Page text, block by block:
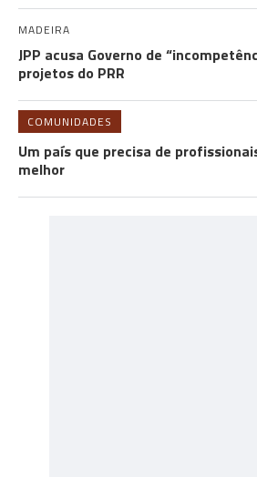
MADEIRA
JPP acusa Governo de
projetos do PRR
COMUNIDADES
Um país que precisa de
melhor